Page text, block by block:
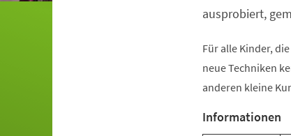
ausprobiert,
Für alle Kinder,
neue Techniken
anderen kleine
Informationen